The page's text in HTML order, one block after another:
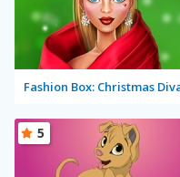
Fashion Box: Christmas
5